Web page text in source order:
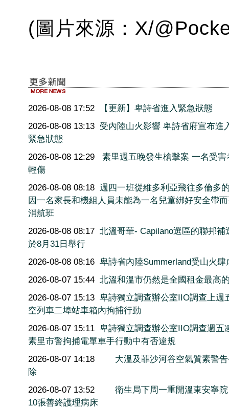
(圖片來源：X/
2026-08-08 17:52
【更新】卑詩省進入緊急狀態
2026-08-08 13:13 受內陸山火影響 卑詩省府宣布進
緊急狀態
2026-08-08 12:29
素里週五晚發生槍擊案 一名受害
輕傷
2026-08-08 08:18 週四一班從維多利亞飛往多倫多
因一名家長和機組人員未能為一名兒童綁好安全帶
消航班
2026-08-08 08:17 北溫哥華- Capilano選區的聯邦補
於8月31日舉行
2026-08-08 08:16 卑詩省內陸Summerland受山火肆
2026-08-07 15:44 北溫和溫市仍然是全國租金最高
2026-08-07 15:13 卑詩獨立調查辦公室IIO調查上週
空列車二埠站車箱內拘捕行動
2026-08-07 15:11 卑詩獨立調查辦公室IIO調查週五
素里市警拘捕電單車手行動中有否違規
2026-08-07 14:18
大溫及菲沙河谷空氣質素警
除
2026-08-07 13:52
衛生局下周一重開溫東安寧
10張善終護理病床